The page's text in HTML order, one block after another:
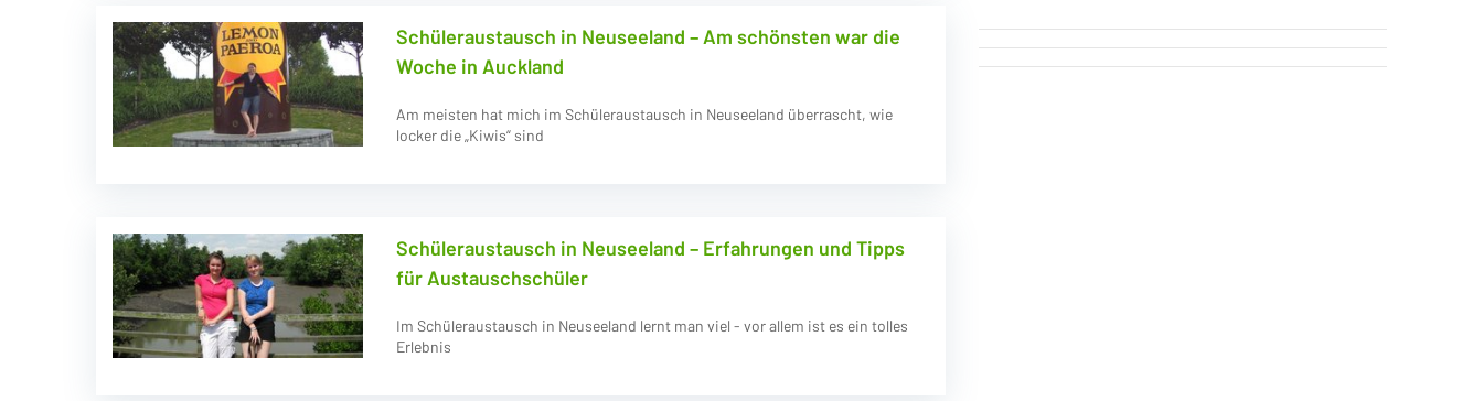
Schüleraustausch in Neuseeland – Am schönsten war die
Woche in Auckland
Am meisten hat mich im Schüleraustausch in Neuseeland überrascht, wie
locker die „Kiwis“ sind
Schüleraustausch in Neuseeland – Erfahrungen und Tipps
für Austauschschüler
Im Schüleraustausch in Neuseeland lernt man viel - vor allem ist es ein tolles
Erlebnis